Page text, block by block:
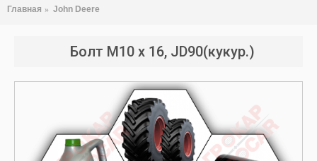
Главная John Deere
Болт M10 х 16, JD90(кукур.)